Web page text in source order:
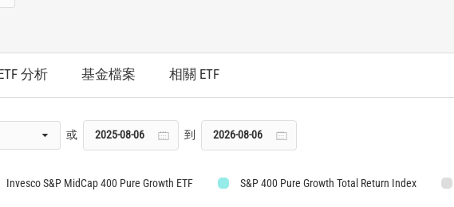
分析 基金檔案 相關 ETF
或 到
Invesco S&P MidCap 400 Pure Growth ETF S&P 400 Pure Growth Total Return Index